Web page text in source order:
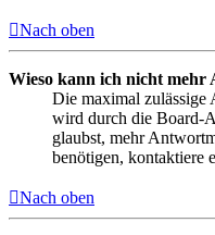
Nach oben
Wieso kann ich nicht mehr
Die maximal
wird durch die Board-
glaubst, mehr
benötigen, kontaktiere
Nach oben